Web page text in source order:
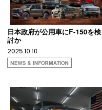
日本政府が公用車にF-150を検
討か
2025.10.10
NEWS & INFORMATION